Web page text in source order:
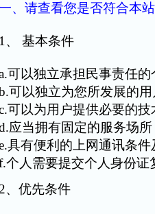
、请查看您是否符合本
1、 基本条件
可以独立承担民事责任
可以独立为您所发展的
可以为用户提供必要的
应当拥有固定的服务场所
具有便利的上网通讯条
个人需要提交个人身份
2、优先条件